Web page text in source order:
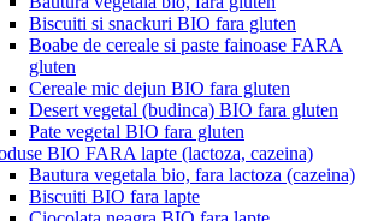
Biscuiti si snackuri BIO fara gluten
Boabe de cereale si paste fainoase FARA
gluten
Cereale mic dejun BIO fara gluten
Desert vegetal (budinca) BIO fara gluten
Pate vegetal BIO fara gluten
BIO FARA lapte (lactoza, cazeina)
Bautura vegetala bio, fara lactoza (cazeina)
Biscuiti BIO fara lapte